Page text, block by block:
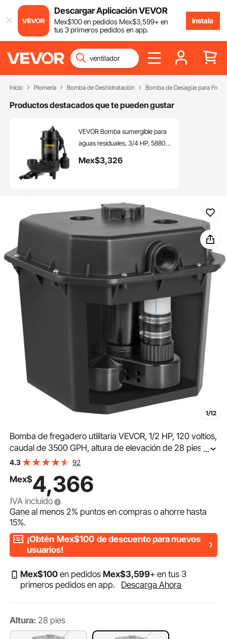
Descargar Aplicación VEVOR
Mex$100en pedidos Mex$3,599+ en
tus 3 primeros pedidos en app.
Instala
Inicio Plomería Bomba de Deshidratación Bomba de Desagüe para
Productos destacados que te pueden gustar
VEVOR Bomba sumergible para
aguas residuales, 3/4 HP, 5880
duradero, incluye salida de 2" e
ideal para tanques sépticos,
sótanos
Mex$3,326
1/12
Bomba de fregadero utilitaria VEVOR, 1/2 HP, 120 voltios,
caudal de 3500 GPH, altura de elevación de 28 pies,
sistema de bomba de sumidero bajo fregadero con
fregadero utilitario/lavandería, bomba de desagüe con
salida NPT de 1-1/2", negra
...
4.3 92
Mex$4,366
IVA incluido
Gane al menos2% puntos en compras o ahorre hasta
15%.
¡Obtén Mex$100 de descuento para nuevos
usuarios!
Mex$100 en pedidosMex$3,599+ en tus 3
primeros pedidos en app.
Descarga Ahora
Altura: 28 pies